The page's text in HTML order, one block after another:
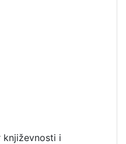
književnosti i